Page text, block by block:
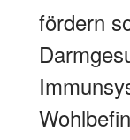
fördern